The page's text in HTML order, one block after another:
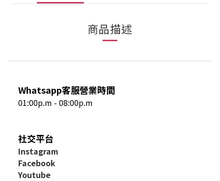
商品描述
Whatsapp客服營業時間
01:00p.m - 08:00p.m
社交平台
Instagram
Facebook
Youtube